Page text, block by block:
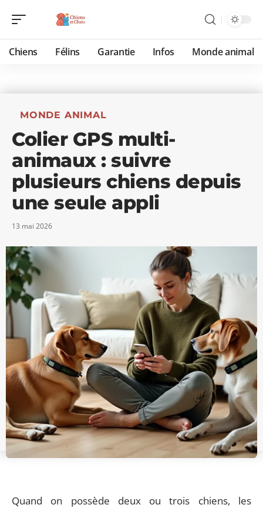
Chiens Félins Garantie Infos Monde animal
MONDE ANIMAL
Colier GPS multi-
animaux : suivre
plusieurs chiens depuis
une seule appli
13 mai 2026
Quand on possède deux ou trois chiens, les